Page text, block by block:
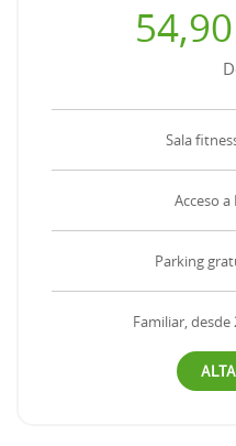
Sala
Acceso a
Parking
Familiar, desde